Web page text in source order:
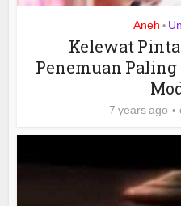
Aneh •
Kelewat
Penemuan
7 years ago